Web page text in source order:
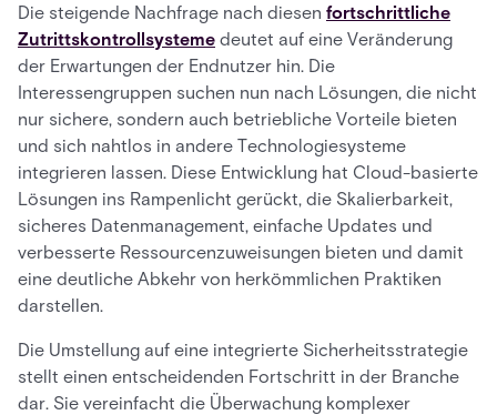
Die steigende Nachfrage nach diesen fortschrittliche
Zutrittskontrollsysteme deutet auf eine Veränderung
der Erwartungen der Endnutzer hin. Die
Interessengruppen suchen nun nach Lösungen, die nicht
nur sichere, sondern auch betriebliche Vorteile bieten
und sich nahtlos in andere Technologiesysteme
integrieren lassen. Diese Entwicklung hat Cloud-basierte
Lösungen ins Rampenlicht gerückt, die Skalierbarkeit,
sicheres Datenmanagement, einfache Updates und
verbesserte Ressourcenzuweisungen bieten und damit
eine deutliche Abkehr von herkömmlichen Praktiken
darstellen.
Die Umstellung auf eine integrierte Sicherheitsstrategie
stellt einen entscheidenden Fortschritt in der Branche
dar. Sie vereinfacht die Überwachung komplexer